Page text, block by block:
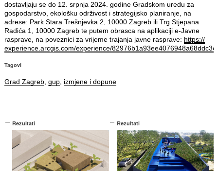
dostavljaju se do 12. srpnja 2024. godine Gradskom uredu za
gospodarstvo, ekološku održivost i strategijsko planiranje, na
adrese: Park Stara Trešnjevka 2, 10000 Zagreb ili Trg Stjepana
Radića 1, 10000 Zagreb te putem obrasca na aplikaciji e-Javne
rasprave, na poveznici za vrijeme trajanja javne rasprave: https://
experience.arcgis.com/experience/
Tagovi
Grad Zagreb, gup, izmjene i dopune
Rezultati Rezultati